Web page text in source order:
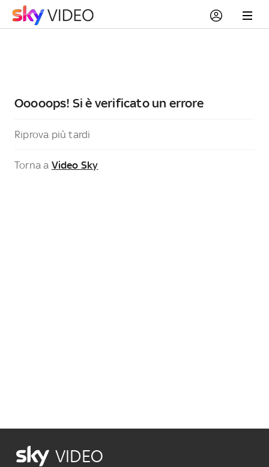
Ooooops! Si è verificato un errore
Riprova più tardi
Torna a Video Sky
VIDEO